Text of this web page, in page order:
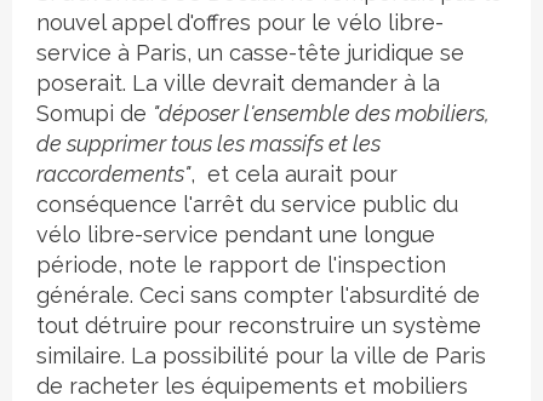
nouvel appel d'offres pour le vélo libre-
service à Paris, un casse-tête juridique se
poserait. La ville devrait demander à la
Somupi de "déposer l'ensemble des mobiliers,
de supprimer tous les massifs et les
raccordements", et cela aurait pour
conséquence l'arrêt du service public du
vélo libre-service pendant une longue
période, note le rapport de l'inspection
générale. Ceci sans compter l'absurdité de
tout détruire pour reconstruire un système
similaire. La possibilité pour la ville de Paris
de racheter les équipements et mobiliers